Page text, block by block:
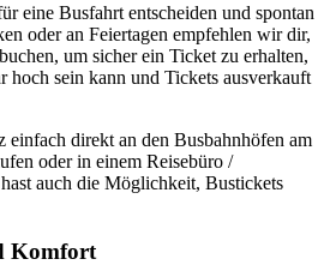
eine Busfahrt entscheiden und spontan
oder an Feiertagen empfehlen wir dir,
um sicher ein Ticket zu erhalten,
hoch sein kann und Tickets ausverkauft
einfach direkt an den Busbahnhöfen am
oder in einem Reisebüro /
auch die Möglichkeit, Bustickets
Komfort